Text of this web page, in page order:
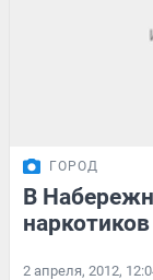
ГОРОД
В
2 апреля, 2012,